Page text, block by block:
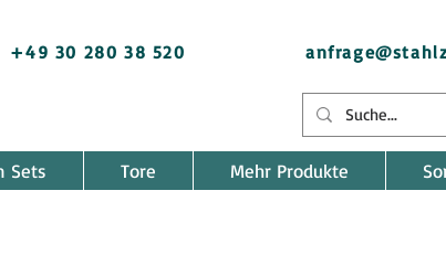
+49 30 280 38 520
Sets Tore Mehr Produkte